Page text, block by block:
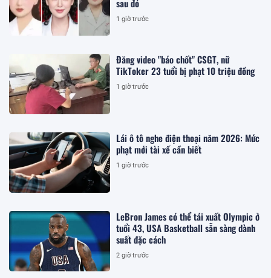
sau đó
1 giờ trước
Đăng video "báo chốt" CSGT, nữ
TikToker 23 tuổi bị phạt 10 triệu đồng
1 giờ trước
Lái ô tô nghe điện thoại năm 2026: Mức
phạt mới tài xế cần biết
1 giờ trước
LeBron James có thể tái xuất Olympic ở
tuổi 43, USA Basketball sẵn sàng dành
suất đặc cách
2 giờ trước